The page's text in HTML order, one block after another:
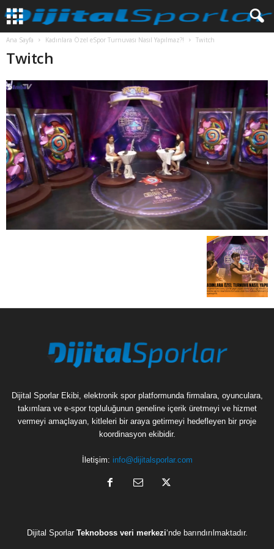
Ana Sayfa Kadınlara Özel eSpor Turnuvası Nasıl Yapılmaz?! Twitch
Twitch
Dijital Sporlar Ekibi, elektronik spor platformunda firmalara, oyunculara,
takımlara ve e-spor topluluğunun geneline içerik üretmeyi ve hizmet
vermeyi amaçlayan, kitleleri bir araya getirmeyi hedefleyen bir proje
koordinasyon ekibidir.
İletişim: info@dijitalsporlar.com
Dijital Sporlar Teknoboss veri merkezi‘nde barındırılmaktadır.